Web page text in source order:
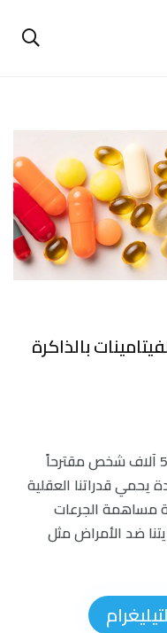
بالذاكرة
يقدّم تحليل تم إجراؤه على أكثر من 5 آلاف شخص مقترحاً
يحمي قدراتنا العقلية
مساهمة الجرعات
ضد الأمراض مثل